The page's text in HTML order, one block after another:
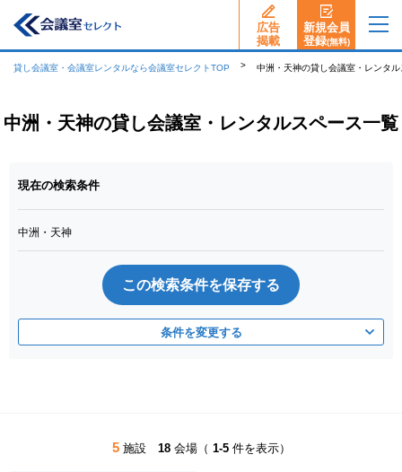
広告
揭載
新規会員
登録(無料)
貸し会議室・会議室レンタルなら会議室セレクトTOP 中洲・天神の貸し会議室・レンタ
中洲・天神の貸し会議室・レンタルスペース一覧
現在の検索条件
中洲・天神
この検索条件を保存する
条件を変更する
5施設 18会場（ 1-5件を表示）